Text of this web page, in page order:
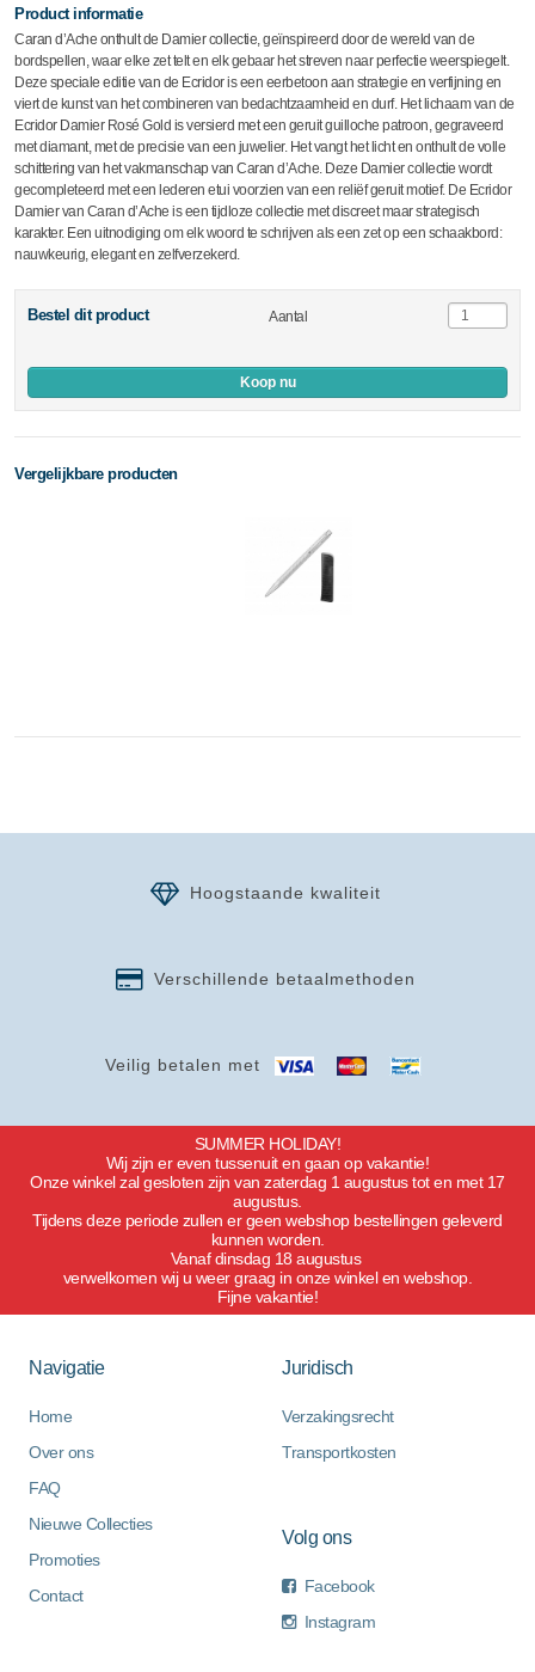
Product informatie
Caran d’Ache onthult de Damier collectie, geïnspireerd door de wereld van de
bordspellen, waar elke zet telt en elk gebaar het streven naar perfectie weerspiegelt.
Deze speciale editie van de Ecridor is een eerbetoon aan strategie en verfijning en
viert de kunst van het combineren van bedachtzaamheid en durf. Het lichaam van de
Ecridor Damier Rosé Gold is versierd met een geruit guilloche patroon, gegraveerd
met diamant, met de precisie van een juwelier. Het vangt het licht en onthult de volle
schittering van het vakmanschap van Caran d’Ache. Deze Damier collectie wordt
gecompleteerd met een lederen etui voorzien van een reliëf geruit motief. De Ecridor
Damier van Caran d’Ache is een tijdloze collectie met discreet maar strategisch
karakter. Een uitnodiging om elk woord te schrijven als een zet op een schaakbord:
nauwkeurig, elegant en zelfverzekerd.
Bestel dit product Aantal
Koop nu
Vergelijkbare producten
Veilig betalen met
Verschillende betaalmethoden
Hoogstaande kwaliteit
SUMMER HOLIDAY!
Wij zijn er even tussenuit en gaan op vakantie!
Onze winkel zal gesloten zijn van zaterdag 1 augustus tot en met 17
augustus.
Tijdens deze periode zullen er geen webshop bestellingen geleverd
kunnen worden.
Vanaf dinsdag 18 augustus
verwelkomen wij u weer graag in onze winkel en webshop.
Fijne vakantie!
Navigatie
Home
Over ons
FAQ
Nieuwe Collecties
Promoties
Contact
Juridisch
Verzakingsrecht
Transportkosten
Volg ons
Facebook
Instagram